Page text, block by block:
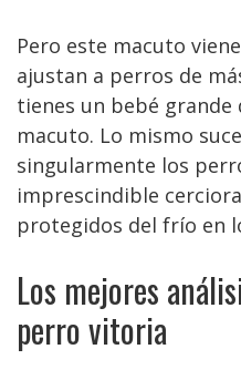
Pero este macuto
ajustan a perros de
tienes un bebé
macuto. Lo mismo
singularmente los
imprescindible
protegidos del frío en
Los mejores
perro vitoria